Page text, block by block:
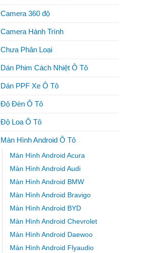
Camera 360 độ
Camera Hành Trình
Chưa Phân Loại
Dán Phim Cách Nhiệt Ô Tô
Dán PPF Xe Ô Tô
Độ Đèn Ô Tô
Độ Loa Ô Tô
Màn Hình Android Ô Tô
Màn Hình Android Acura
Màn Hình Android Audi
Màn Hình Android BMW
Màn Hình Android Bravigo
Màn Hình Android BYD
Màn Hình Android Chevrolet
Màn Hình Android Daewoo
Màn Hình Android Flyaudio